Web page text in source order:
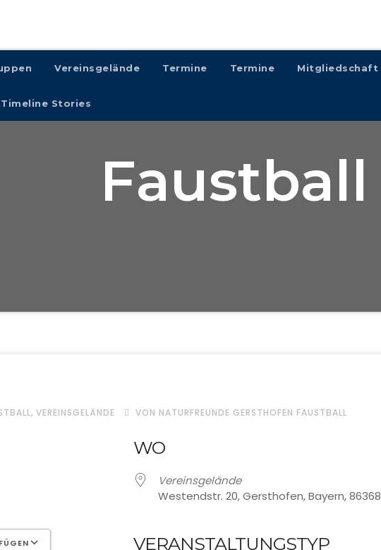
Vereinsgelände Termine Termine Mitgliedschaft
Stories
Faustball
, VEREINSGELÄNDE VON NATURFREUNDE GERSTHOFEN FAUSTBALL
WO
Vereinsgelände
Westendstr. 20, Gersthofen, Bayern, 86368
VERANSTALTUNGSTYP